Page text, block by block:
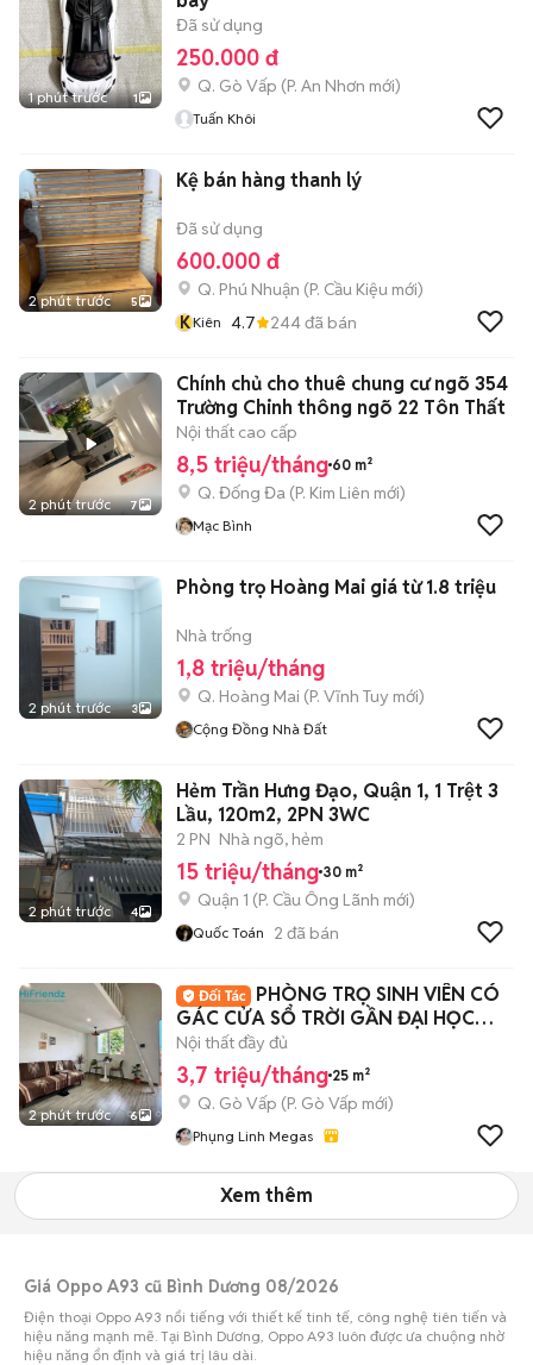
1 phút trước 1
Đã sử dụng
250.000 đ
Q. Gò Vấp (P. An Nhơn mới)
Tuấn Khôi
2 phút trước 5
Kệ bán hàng thanh lý
Đã sử dụng
600.000 đ
Q. Phú Nhuận (P. Cầu Kiệu mới)
KKiên 4.7 244đã bán
2 phút trước 7
Chính chủ cho thuê chung cư ngõ 354
Trường Chinh thông ngõ 22 Tôn Thất
Nội thất cao cấp
8,5 triệu/tháng 60 m²
Q. Đống Đa (P. Kim Liên mới)
Mạc Bình
2 phút trước 3
Phòng trọ Hoàng Mai giá từ 1.8 triệu
Nhà trống
1,8 triệu/tháng
Q. Hoàng Mai (P. Vĩnh Tuy mới)
Cộng Đồng Nhà Đất
2 phút trước 4
Hẻm Trần Hưng Đạo, Quận 1, 1 Trệt 3
Lầu, 120m2, 2PN 3WC
2 PN Nhà ngõ, hẻm
15 triệu/tháng 30 m²
Quận 1 (P. Cầu Ông Lãnh mới)
Quốc Toán 2 đã bán
2 phút trước 6
PHÒNG TRỌ SINH VIÊN CÓ
GÁC CỬA SỔ TRỜI GẦN ĐẠI HỌC
IUH, VĂNLANG, GDINH
Nội thất đầy đủ
3,7 triệu/tháng 25 m²
Q. Gò Vấp (P. Gò Vấp mới)
Phụng Linh Megas
Xem thêm
Giá Oppo A93 cũ Bình Dương 08/2026
Điện thoại Oppo A93 nổi tiếng với thiết kế tinh tế, công nghệ tiên tiến và
hiệu năng mạnh mẽ. Tại Bình Dương, Oppo A93 luôn được ưa chuộng nhờ
hiệu năng ổn định và giá trị lâu dài.